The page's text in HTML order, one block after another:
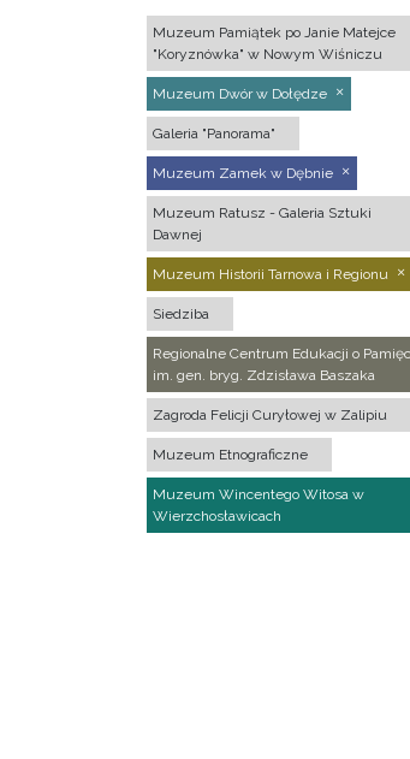
Muzeum Pamiątek po Janie Matejce
"Koryznówka" w Nowym Wiśniczu
Muzeum Dwór w Dołędze
Galeria "Panorama"
Muzeum Zamek w Dębnie
Muzeum Ratusz - Galeria Sztuki
Dawnej
Muzeum Historii Tarnowa i Regionu
Siedziba
Regionalne Centrum Edukacji o
im. gen. bryg. Zdzisława Baszaka
Zagroda Felicji Curyłowej w Zalipiu
Muzeum Etnograficzne
Muzeum Wincentego Witosa w
Wierzchosławicach